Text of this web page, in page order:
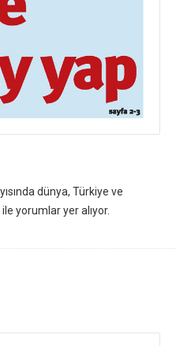
dünya, Türkiye ve
yorumlar yer alıyor.